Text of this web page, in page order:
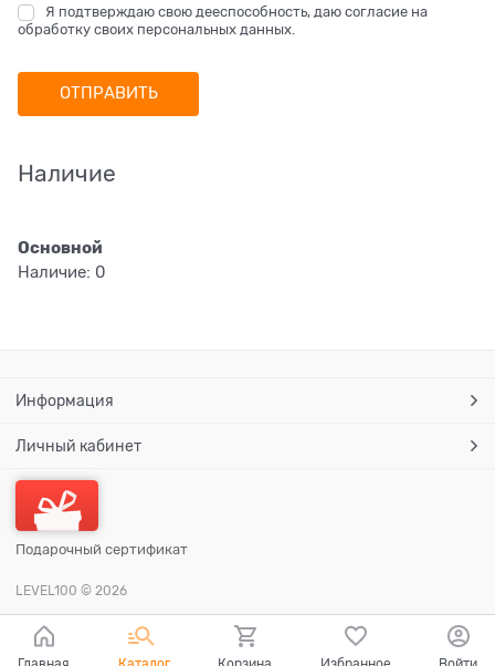
Я подтверждаю свою дееспособность, даю согласие на
обработку своих персональных данных.
Наличие
Основной
Наличие: 0
Информация
Личный кабинет
Подарочный сертификат
LEVEL100 © 2026